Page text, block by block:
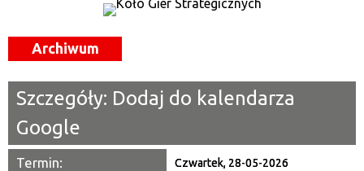
—
Organizator
Archiwum
Szczegóły: Dodaj do kalendarza
Google
Termin: Czwartek, 28-05-2026